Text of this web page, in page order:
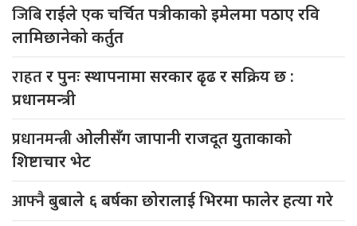
जिबिराईले एक चर्चित पत्रीकाको इमेलमा पठाए रवि
लामिछानेको कर्तुत
राहतर पुनः स्थापनामा सरकार ढृढ र सक्रिय छ :
प्रधानमन्त्री
प्रधानमन्त्रीओलीसँग जापानी राजदूत युुताकाको
शिष्टाचार भेट
आफ्नैबुबाले ६ बर्षका छोरालाई भिरमा फालेर हत्या गरे